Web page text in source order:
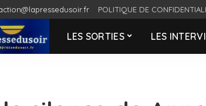
POLITIQUE DE
LES SORTIES LES